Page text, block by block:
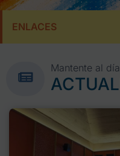
ENLACES
Mantente al día